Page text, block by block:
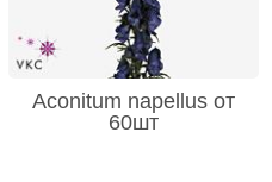
Aconitum napellus от
60шт